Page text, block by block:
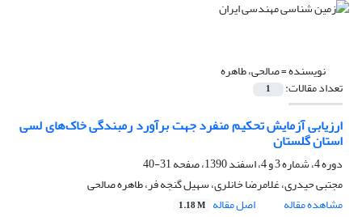
نویسنده =صالحی، طاهره
تعداد مقالات: 1
ارزیابی آزمایش تحکیم منفرد جهت برآورد رمبندگی خاک‌های لسی
استان گلستان
دوره 4، شماره 3 و 4، اسفند 1390، صفحه
31-40
مجتبی حیدری، غلامرضا خانلری، سهیل گنجه­ فر، طاهره صالحی
مشاهده مقاله
اصل مقاله 1.18 M